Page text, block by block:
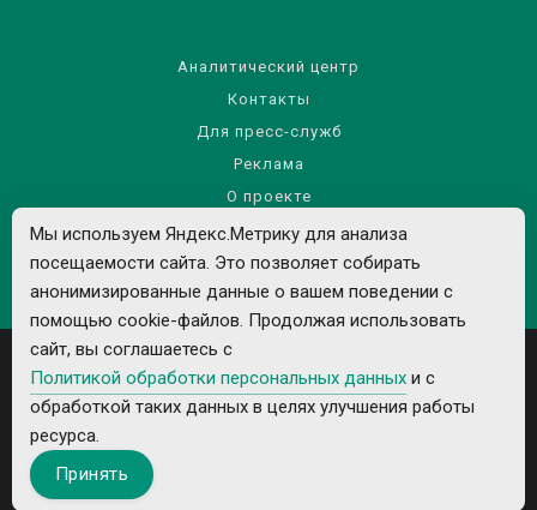
Аналитический центр
Контакты
Для пресс-служб
Реклама
О проекте
Правила использования материалов сайта
Политика обработки персональных данных
Все рекламируемые товары и услуги имеют необходимые лицензии и
Мы используем Яндекс.Метрику для анализа
посещаемости сайта. Это позволяет собирать
анонимизированные данные о вашем поведении с
помощью cookie-файлов. Продолжая использовать
сайт, вы соглашаетесь с
Политикой обработки персональных данных и с
обработкой таких данных в целях улучшения работы
ресурса.
Принять